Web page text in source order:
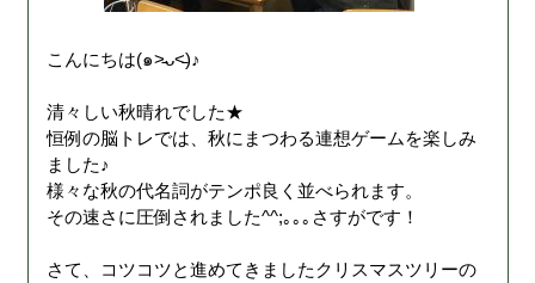
こんにちは(๑˃̵ᴗ˂̵)♪
清々しい秋晴れでした★
恒例の脳トレでは、秋にまつわる連想ゲームを楽しみ
ました♪
様々な秋の代名詞がテンポ良く並べられます。
その速さに圧倒されました^^;｡｡｡さすがです！
さて、コツコツと進めてきましたクリスマスツリーの